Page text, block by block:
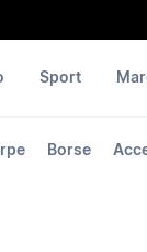
Borse
Sport